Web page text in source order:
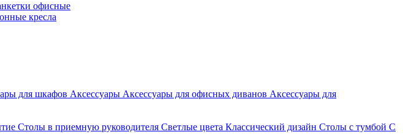
офисные
кресла
для шкафов Аксессуары Аксессуары для офисных диванов Аксессуары для
Столы в приемную руководителя Светлые цвета Классический дизайн Столы с тумбой С